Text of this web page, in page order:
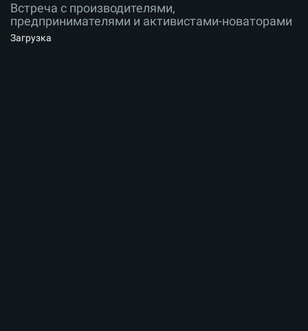
Встреча с производителями,
предпринимателями и активистами-новаторами
Загрузка